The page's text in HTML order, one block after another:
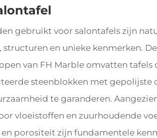
gebruikt voor salontafels zijn
structuren en unieke kenmerken.
van FH Marble omvatten tafels
steenblokken met gepolijste
te garanderen.
vloeistoffen en zuurhoudende
porositeit zijn fundamentele